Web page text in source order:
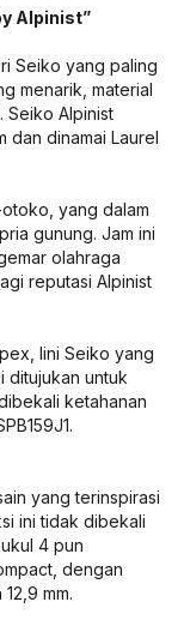
Alpinist”
Seiko yang paling
menarik, material
Seiko Alpinist
dan dinamai Laurel
yang dalam
gunung. Jam ini
olahraga
reputasi Alpinist
lini Seiko yang
ditujukan untuk
ketahanan
yang terinspirasi
ini tidak dibekali
4 pun
dengan
mm.